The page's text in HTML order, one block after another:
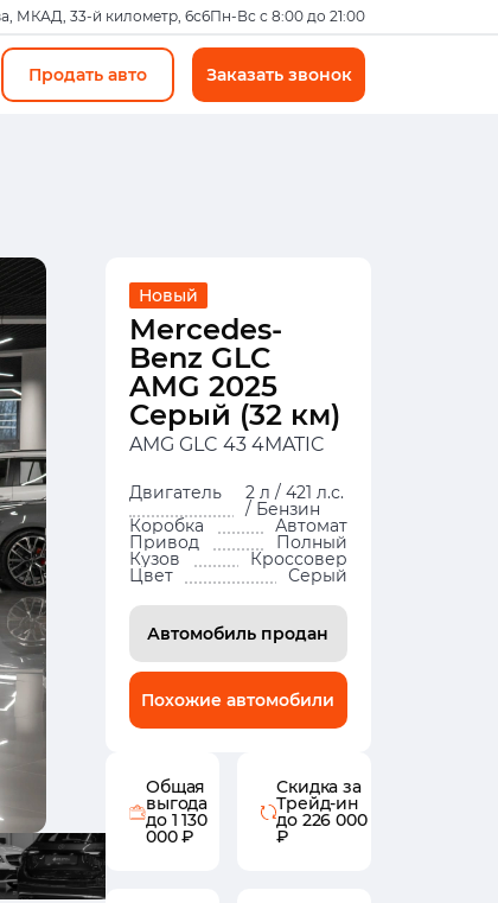
МКАД, 33-й километр, 6с6Пн-Вс с 8:00 до 21:00
Продать авто Заказать звонок
Новый
Mercedes-
Benz GLC
AMG 2025
Серый (32 км)
AMG GLC 43 4MATIC
Двигатель 2 л / 421 л.с.
/ Бензин
Коробка Автомат
Привод Полный
Кузов Кроссовер
Цвет Серый
Автомобиль продан
Похожие автомобили
Общая
выгода
до 1 130
000 ₽
Скидка за
Трейд-ин
до 226 000
₽